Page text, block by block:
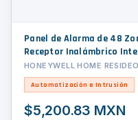
Panel de Alarma de 48
Receptor Inalámbrico
HONEYWELL HOME
Automatización e Intrusión
$5,200.83 MXN